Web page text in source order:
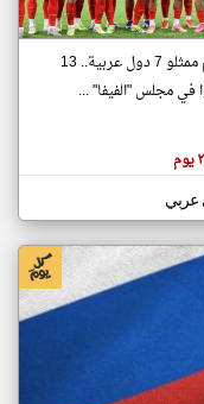
الدولة
على مدار الساعة
العاجلة والمباشرة
بينهم ممثلو 7 دول عربية.. 13
مجلس "الفيفا" ...
عربي